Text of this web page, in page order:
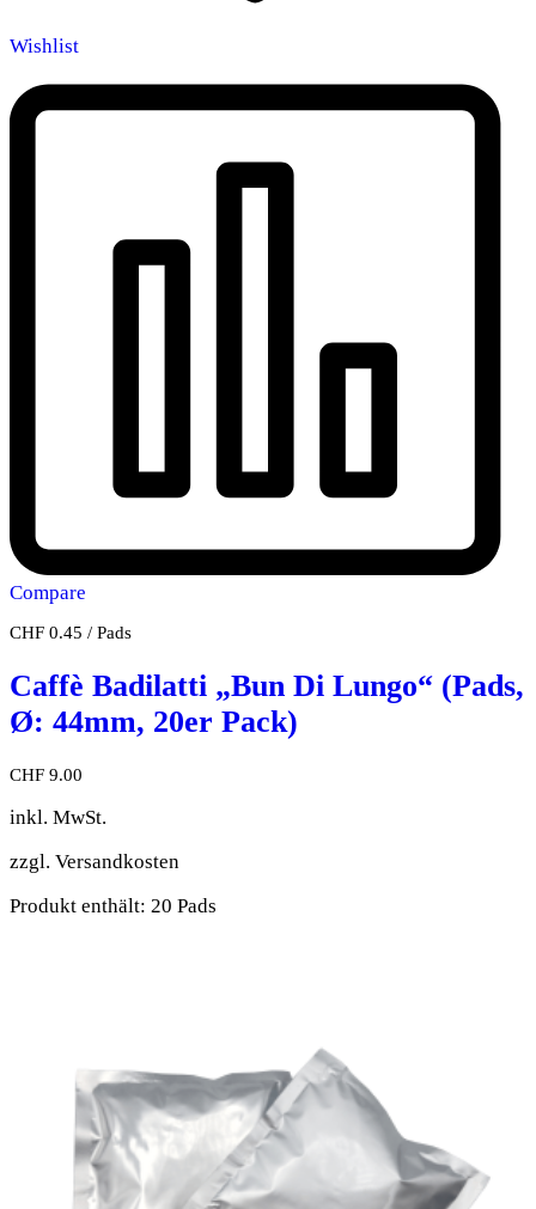
Wishlist
Compare
CHF 0.45 / Pads
Caffè Badilatti „Bun Di Lungo“ (Pads,
Ø: 44mm, 20er Pack)
CHF 9.00
inkl. MwSt.
zzgl. Versandkosten
Produkt enthält: 20 Pads